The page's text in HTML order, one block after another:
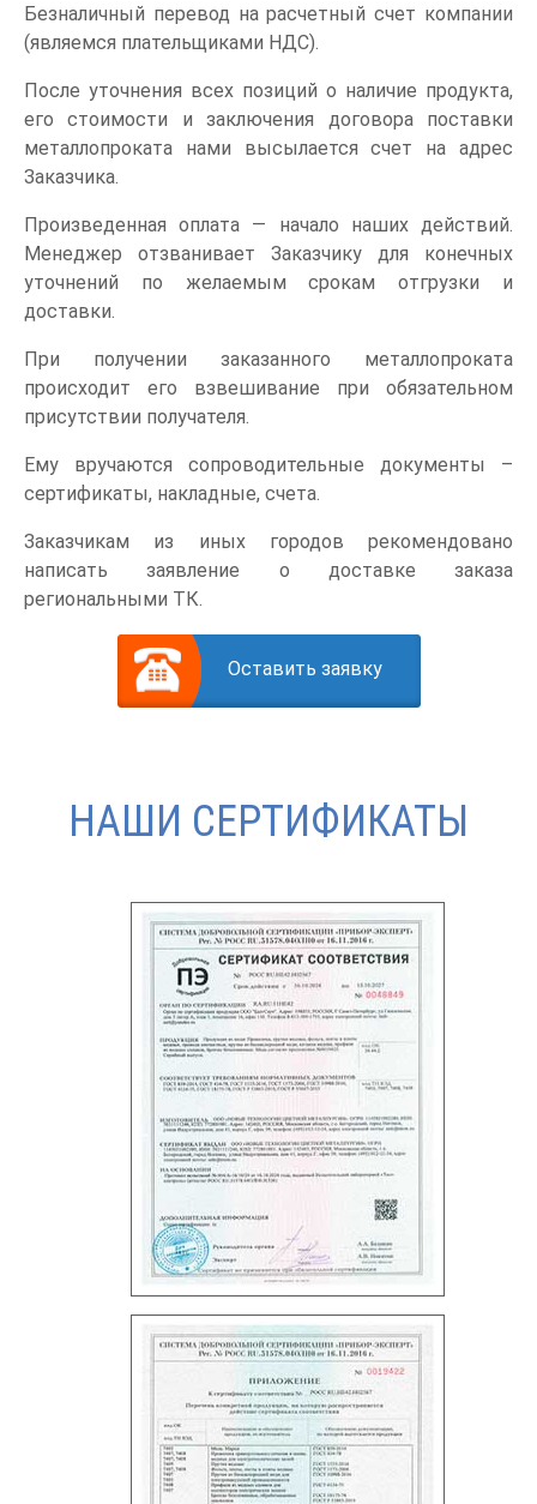
Безналичный перевод на расчетный счет компании
(являемся плательщиками НДС).
После уточнения всех позиций о наличие продукта,
его стоимости и заключения договора поставки
металлопроката нами высылается счет на адрес
Заказчика.
Произведенная оплата — начало наших действий.
Менеджер отзванивает Заказчику для конечных
уточнений по желаемым срокам отгрузки и
доставки.
При получении заказанного металлопроката
происходит его взвешивание при обязательном
присутствии получателя.
Ему вручаются сопроводительные документы –
сертификаты, накладные, счета.
Заказчикам из иных городов рекомендовано
написать заявление о доставке заказа
региональными ТК.
Оставить заявку
НАШИ СЕРТИФИКАТЫ